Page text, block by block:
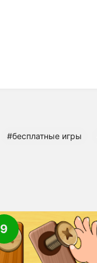
#бесплатные игры
9